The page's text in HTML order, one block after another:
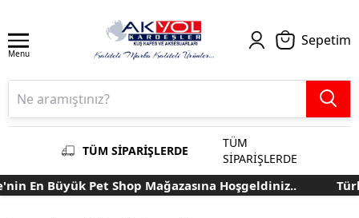
Menu
Sepetim
TÜM SİPARİŞLERDE
TÜM
SİPARİŞLERDE
En Büyük Pet Shop Mağazasına Hoşgeldiniz..